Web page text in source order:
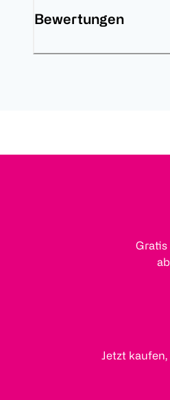
Bewertungen
Gratis
Jetzt